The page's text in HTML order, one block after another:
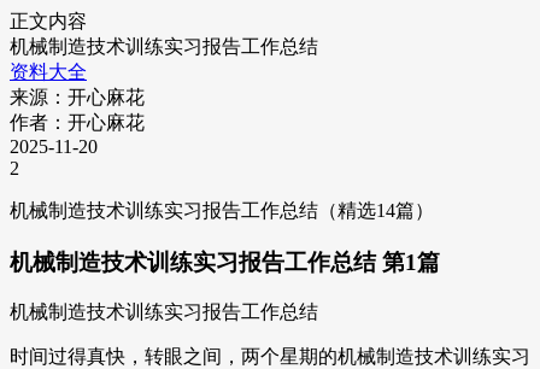
正文内容
机械制造技术训练实习报告工作总结
资料大全
来源：开心麻花
作者：开心麻花
2025-11-20
2
机械制造技术训练实习报告工作总结（精选14篇）
机械制造技术训练实习报告工作总结 第1篇
机械制造技术训练实习报告工作总结
时间过得真快，转眼之间，两个星期的机械制造技术训练实习